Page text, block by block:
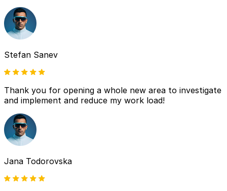
Stefan Sanev
Thank you for opening a whole new area to investigate
and implement and reduce my work load!
Jana Todorovska